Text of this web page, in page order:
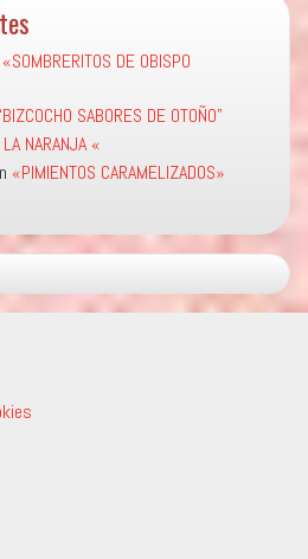
«SOMBRERITOS DE OBISPO
SABORES DE OTOÑO”
NARANJA «
«PIMIENTOS CARAMELIZADOS»